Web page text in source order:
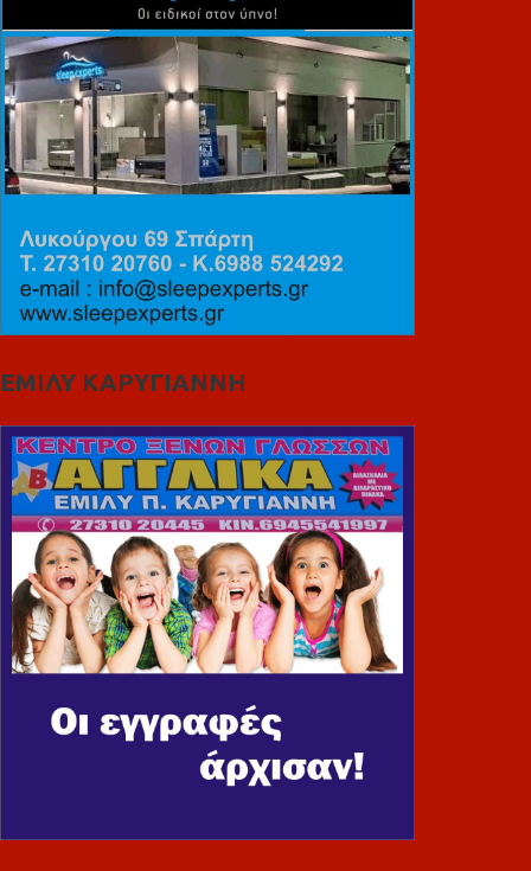
ΕΜΙΛΥ ΚΑΡΥΓΙΑΝΝΗ